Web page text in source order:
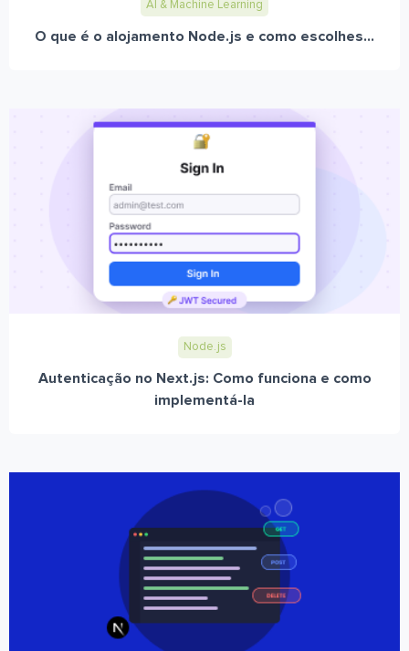
AI & Machine Learning
O que é o alojamento Node.js e como escolhes...
Node.js
Autenticação no Next.js: Como funciona e como
implementá-la